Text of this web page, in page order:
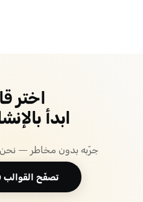
اختر
ابدأ
جرّبه بدون مخاطر — نحن
تصفّح القوالب